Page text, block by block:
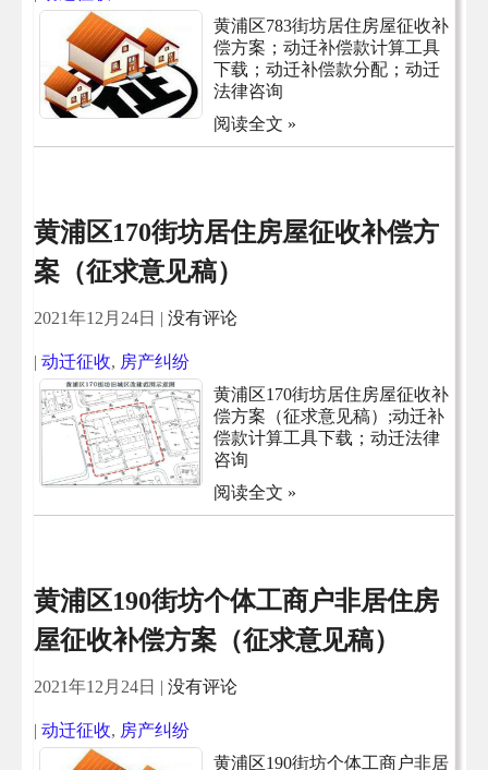
黄浦区783街坊居住房屋征收补
偿方案；动迁补偿款计算工具
下载；动迁补偿款分配；动迁
法律咨询
阅读全文 »
黄浦区170街坊居住房屋征收补偿方
案（征求意见稿）
2021年12月24日 | 没有评论
| 动迁征收, 房产纠纷
黄浦区170街坊居住房屋征收补
偿方案（征求意见稿）;动迁补
偿款计算工具下载；动迁法律
咨询
阅读全文 »
黄浦区190街坊个体工商户非居住房
屋征收补偿方案（征求意见稿）
2021年12月24日 | 没有评论
| 动迁征收, 房产纠纷
黄浦区190街坊个体工商户非居